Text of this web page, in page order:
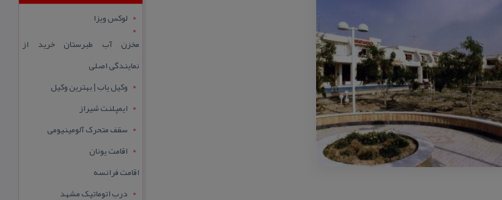
لوکس ویزا
مخزن آب طبرستان خرید از
نمایندگی اصلی
وکیل یاب | بهترین وکیل
ایمپلنت شیراز
سقف متحرک آلومینیومی
اقامت یونان
اقامت فرانسه
درب اتوماتیک مشهد